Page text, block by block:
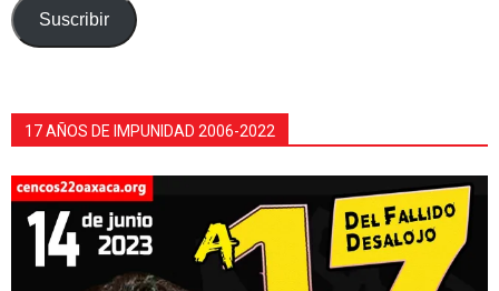
electrónico
Suscribir
17 AÑOS DE IMPUNIDAD 2006-2022